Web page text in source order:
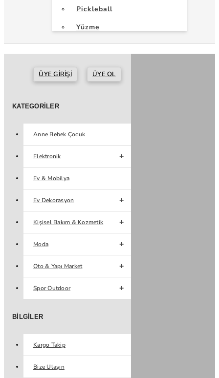
Pickleball
Yüzme
ÜYE GIRIŞI ÜYE OL
KATEGORILER
Anne Bebek Çocuk
Elektronik
Ev & Mobilya
Ev Dekorasyon
Kişisel Bakım & Kozmetik
Moda
Oto & Yapı Market
Spor Outdoor
BILGILER
Kargo Takip
Bize Ulaşın